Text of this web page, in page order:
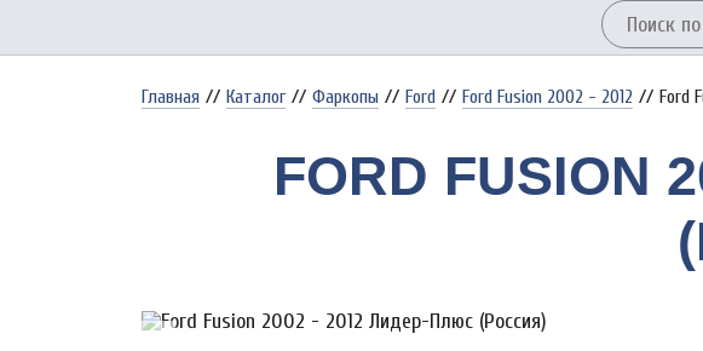
Главная // Каталог // Фаркопы // Ford // Ford Fusion 2002 - 2012 // Ford
FORD